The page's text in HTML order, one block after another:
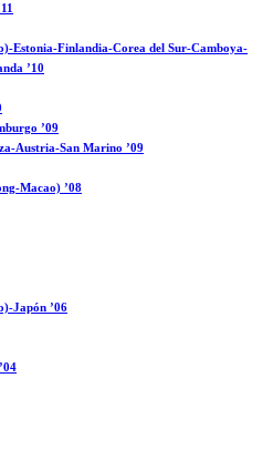
Estonia-Finlandia-Corea del Sur-Camboya-
’10
’09
Austria-San Marino ’09
Macao) ’08
Japón ’06